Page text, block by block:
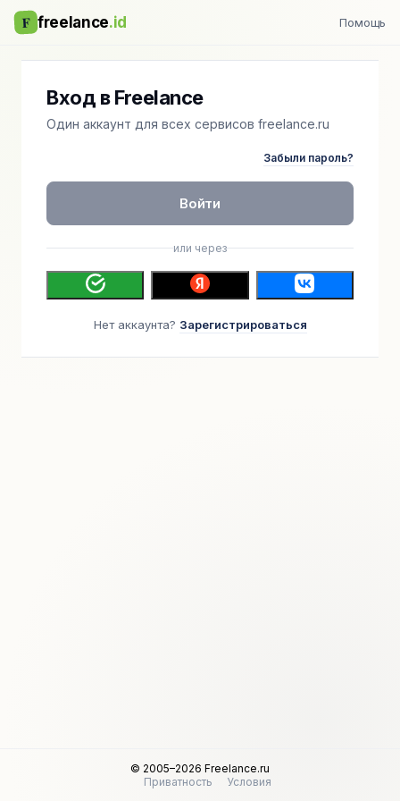
F freelance.id Помощь
Вход в Freelance
Один аккаунт для всех сервисов freelance.ru
Забыли пароль?
Войти
или через
Нет аккаунта? Зарегистрироваться
© 2005–2026 Freelance.ru
Приватность
Условия